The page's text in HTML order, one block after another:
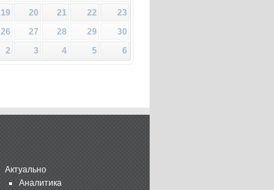
19 20 21 22
23
26 27 28 29
30
2 3 4 5 6
Актуально
Аналитика